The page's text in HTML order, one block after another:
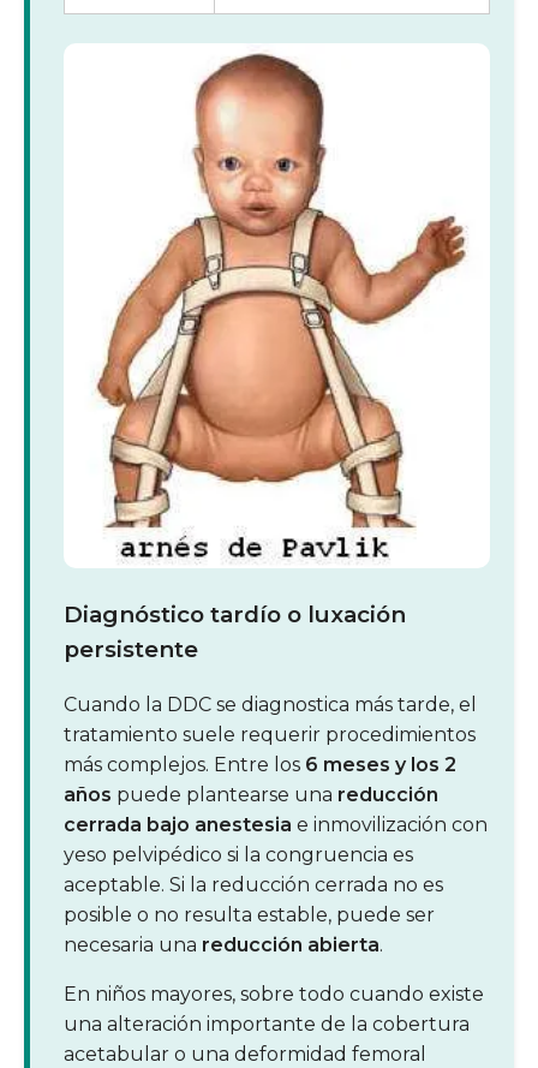
Diagnóstico tardío o luxación
persistente
Cuando la DDC se diagnostica más tarde, el
tratamiento suele requerir procedimientos
más complejos. Entre los 6 meses y los 2
años puede plantearse una reducción
cerrada bajo anestesia e inmovilización con
yeso pelvipédico si la congruencia es
aceptable. Si la reducción cerrada no es
posible o no resulta estable, puede ser
necesaria una reducción abierta.
En niños mayores, sobre todo cuando existe
una alteración importante de la cobertura
acetabular o una deformidad femoral